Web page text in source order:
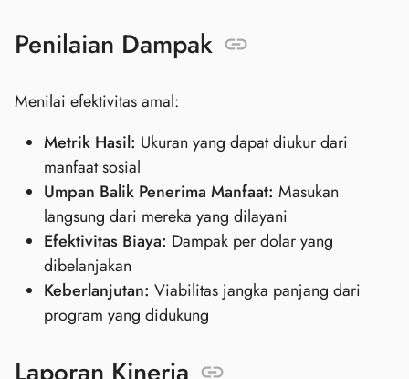
Penilaian Dampak
Menilai efektivitas amal:
Metrik Hasil: Ukuran yang dapat diukur dari
manfaat sosial
Umpan Balik Penerima Manfaat: Masukan
langsung dari mereka yang dilayani
Efektivitas Biaya: Dampak per dolar yang
dibelanjakan
Keberlanjutan: Viabilitas jangka panjang dari
program yang didukung